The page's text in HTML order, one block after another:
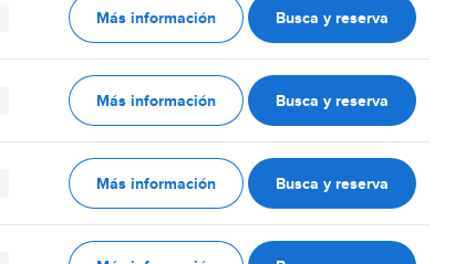
Más información Busca y reserva
Más información Busca y reserva
Más información Busca y reserva